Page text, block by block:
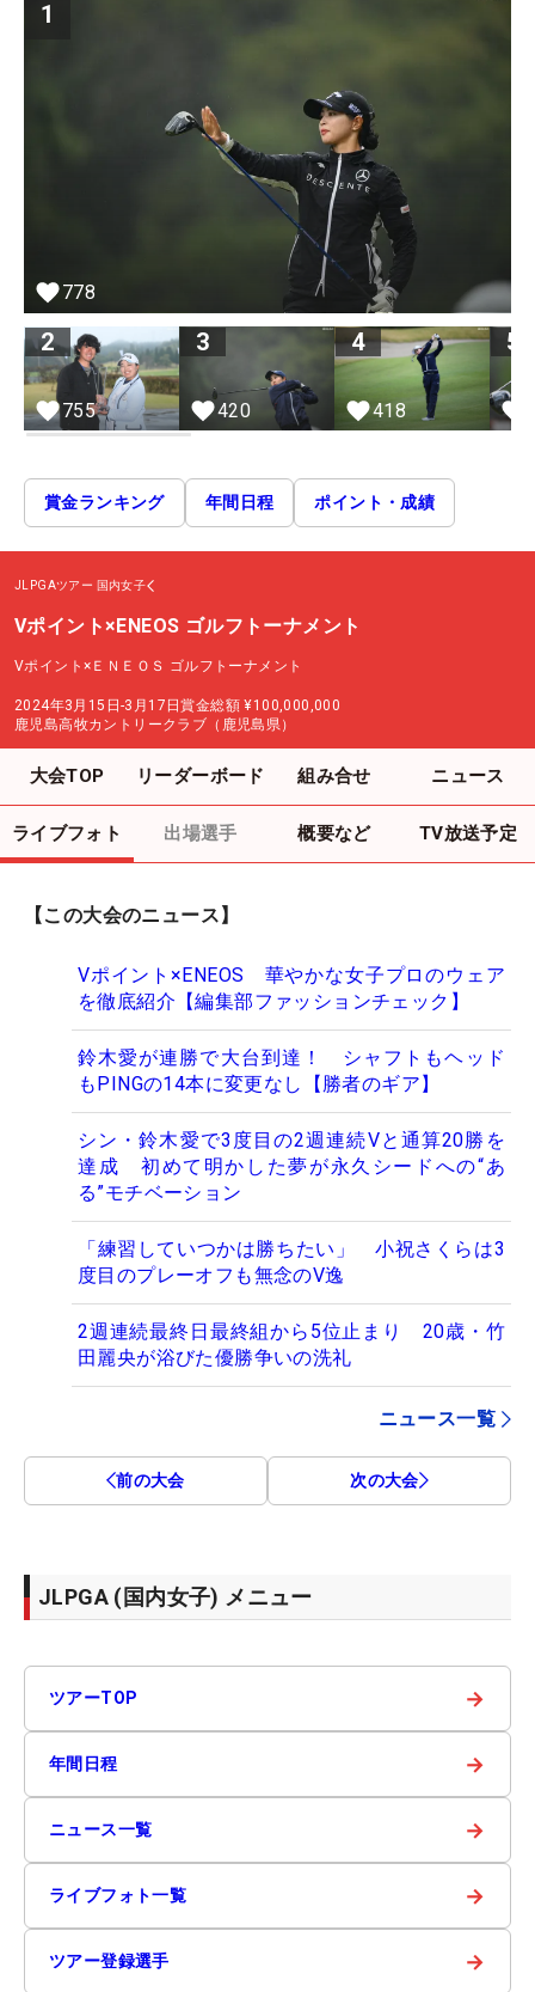
1
778
2
755
3
420
4
418
5
賞金ランキング 年間日程 ポイント・成績
JLPGAツアー 国内女子
Vポイント×ENEOS ゴルフトーナメント
Vポイント×ＥＮＥＯＳ ゴルフトーナメント
2024年3月15日-3月17日賞金総額 ¥100,000,000
鹿児島高牧カントリークラブ（鹿児島県）
大会TOP リーダーボード 組み合せ ニュース
ライブフォト 出場選手 概要など TV放送予定
【この大会のニュース】
Vポイント×ENEOS 華やかな女子プロのウェア
を徹底紹介【編集部ファッションチェック】
鈴木愛が連勝で大台到達！ シャフトもヘッド
もPINGの14本に変更なし【勝者のギア】
シン・鈴木愛で3度目の2週連続Vと通算20勝を
達成 初めて明かした夢が永久シードへの“あ
る”モチベーション
「練習していつかは勝ちたい」 小祝さくらは3
度目のプレーオフも無念のV逸
2週連続最終日最終組から5位止まり 20歳・竹
田麗央が浴びた優勝争いの洗礼
ニュース一覧
前の大会 次の大会
JLPGA (国内女子) メニュー
ツアーTOP →
年間日程 →
ニュース一覧 →
ライブフォト一覧 →
ツアー登録選手 →